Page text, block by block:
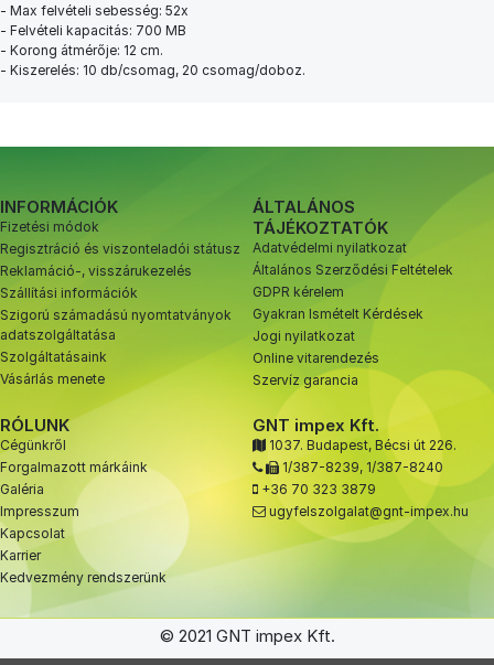
- Max felvételi sebesség: 52x
- Felvételi kapacitás: 700 MB
- Korong átmérője: 12 cm.
- Kiszerelés: 10 db/csomag, 20 csomag/doboz.
INFORMÁCIÓK
Fizetési módok
Regisztráció és viszonteladói státusz
Reklamáció-, visszárukezelés
Szállítási információk
Szigorú számadású nyomtatványok
adatszolgáltatása
Szolgáltatásaink
Vásárlás menete
ÁLTALÁNOS
TÁJÉKOZTATÓK
Adatvédelmi nyilatkozat
Általános Szerződési Feltételek
GDPR kérelem
Gyakran Ismételt Kérdések
Jogi nyilatkozat
Online vitarendezés
Szervíz garancia
RÓLUNK
Cégünkről
Forgalmazott márkáink
Galéria
Impresszum
Kapcsolat
Karrier
Kedvezmény rendszerünk
GNT impex Kft.
1037. Budapest, Bécsi út 226.
1/387-8239, 1/387-8240
+36 70 323 3879
ugyfelszolgalat@gnt-impex.hu
© 2021 GNT impex Kft.